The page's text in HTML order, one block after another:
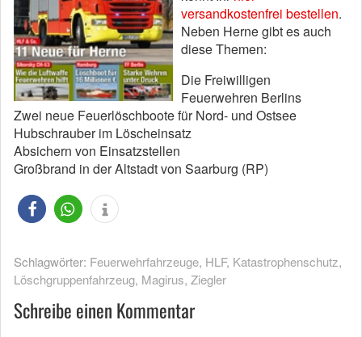
versandkostenfrei bestellen.
Neben Herne gibt es auch
diese Themen:
Die Freiwilligen
Feuerwehren Berlins
Zwei neue Feuerlöschboote für Nord- und Ostsee
Hubschrauber im Löscheinsatz
Absichern von Einsatzstellen
Großbrand in der Altstadt von Saarburg (RP)
Schlagwörter: Feuerwehrfahrzeuge, HLF, Katastrophenschutz,
Löschgruppenfahrzeug, Magirus, Ziegler
Schreibe einen Kommentar